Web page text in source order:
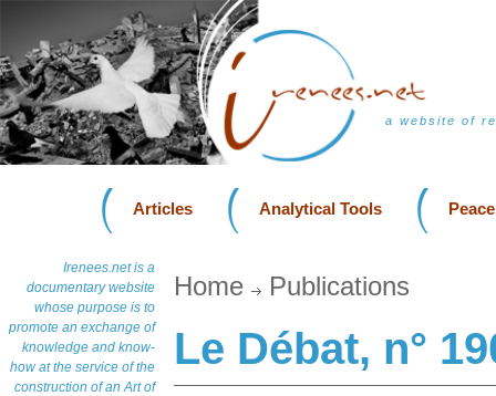
a website of
Articles Analytical Tools
Irenees.net is a
documentary website
whose purpose is to
promote an exchange of
knowledge and know-
how at the service of the
construction of an Art of
Home Publications
Le Débat, n°